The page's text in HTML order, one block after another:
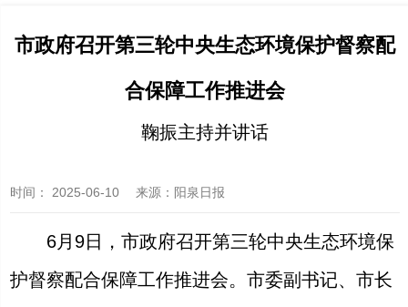
市政府召开第三轮中央生态环境保护督察配
合保障工作推进会
鞠振主持并讲话
时间： 2025-06-10 来源 ：阳泉日报
6月9日，市政府召开第三轮中央生态环境保
护督察配合保障工作推进会。市委副书记、市长